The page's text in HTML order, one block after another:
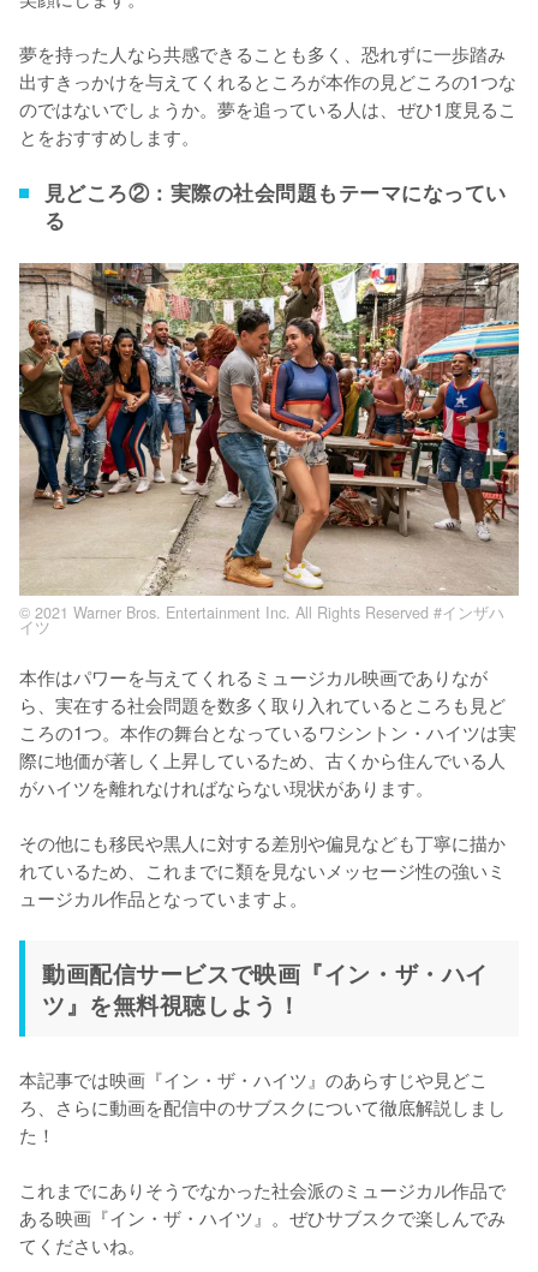
夢を持った人なら共感できることも多く、恐れずに一歩踏み
出すきっかけを与えてくれるところが本作の見どころの1つな
のではないでしょうか。夢を追っている人は、ぜひ1度見るこ
とをおすすめします。
見どころ②：実際の社会問題もテーマになってい
る
© 2021 Warner Bros. Entertainment Inc. All Rights Reserved #インザハ
イツ
本作はパワーを与えてくれるミュージカル映画でありなが
ら、実在する社会問題を数多く取り入れているところも見ど
ころの1つ。本作の舞台となっているワシントン・ハイツは実
際に地価が著しく上昇しているため、古くから住んでいる人
がハイツを離れなければならない現状があります。
その他にも移民や黒人に対する差別や偏見なども丁寧に描か
れているため、これまでに類を見ないメッセージ性の強いミ
ュージカル作品となっていますよ。
動画配信サービスで映画『イン・ザ・ハイ
ツ』を無料視聴しよう！
本記事では映画『イン・ザ・ハイツ』のあらすじや見どこ
ろ、さらに動画を配信中のサブスクについて徹底解説しまし
た！
これまでにありそうでなかった社会派のミュージカル作品で
ある映画『イン・ザ・ハイツ』。ぜひサブスクで楽しんでみ
てくださいね。